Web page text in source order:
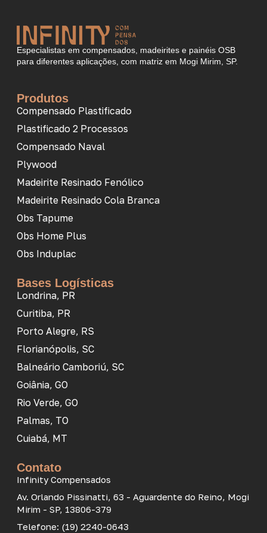
Especialistas em compensados, madeirites e painéis OSB
para diferentes aplicações, com matriz em Mogi Mirim, SP.
Produtos
Compensado Plastificado
Plastificado 2 Processos
Compensado Naval
Plywood
Madeirite Resinado Fenólico
Madeirite Resinado Cola Branca
Obs Tapume
Obs Home Plus
Obs Induplac
Bases Logísticas
Londrina, PR
Curitiba, PR
Porto Alegre, RS
Florianópolis, SC
Balneário Camboriú, SC
Goiânia, GO
Rio Verde, GO
Palmas, TO
Cuiabá, MT
Contato
Infinity Compensados
Av. Orlando Pissinatti, 63 - Aguardente do Reino, Mogi
Mirim - SP, 13806-379
Telefone: (19) 2240-0643